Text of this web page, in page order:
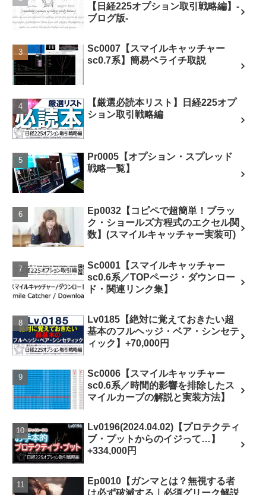
【日経225オプション取引戦略編】-
ブログ版-
Sc0007【スマイルキャッチャー
sc0.7系】簡易ペライチ取説
【厳選必読本リスト】日経225オプ
ション取引戦略編
Pr0005【オプション・スプレッド
戦略一覧】
Ep0032【コピペで超簡単！ブラッ
ク・ショールズ方程式のエクセル関
数】(スマイルキャッチャー実装可)
Sc0001【スマイルキャッチャー
sc0.6系／TOPページ・ダウンロー
ド・関連リンク集】
Lv0185【絶対に覚えておきたい超
基本のフルヘッジ・ベア・シンセテ
ィック】+70,000円
Sc0006【スマイルキャッチャー
sc0.6系／時間的影響を排除したス
マイルカーブの解説と実装方法】
Lv0196(2024.04.02)【プロテクティ
ブ・プットからのイジって…】
+334,000円
Ep0010【ガンマとは？無視する者